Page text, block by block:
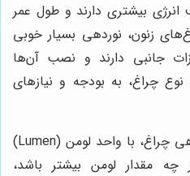
انرژی بیشتری دارند و طول عمر
زنون، نوردهی بسیار خوبی
جانبی دارند و نصب آن‌ها
چراغ، به بودجه و نیازهای
توان نوردهی چراغ، با واحد لومن (Lumen)
چه مقدار لومن بیشتر باشد،